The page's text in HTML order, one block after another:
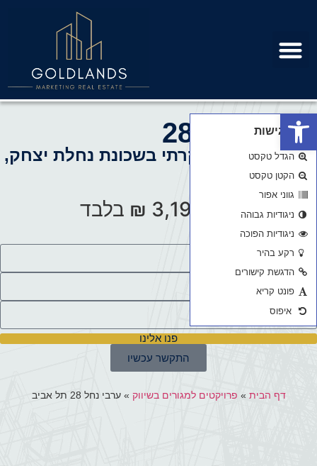
ערבי נחל 28
פרויקט בוטיק יוקרתי בשכונת נחלת יצחק,
תל אביב
החל מ-3,190,000 ₪ בלבד
השאירו פרטים עכשיו!
פנו אלינו
התקשר עכשיו
דף הבית » פרויקטים למגורים בשיווק »ערבי נחל 28 תל אביב
פתח סרגל נגישות
כלי נגישות
הגדל טקסט
הקטן טקסט
גווני אפור
ניגודיות גבוהה
ניגודיות הפוכה
רקע בהיר
הדגשת קישורים
פונט קריא
איפוס